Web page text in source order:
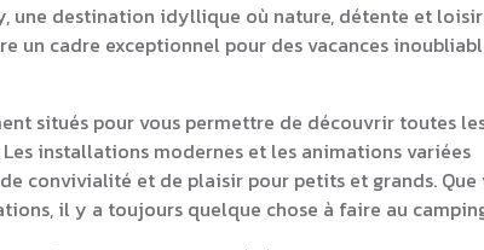
une destination idyllique où nature, détente et
un cadre exceptionnel pour des vacances
situés pour vous permettre de découvrir toutes
installations modernes et les animations variées
convivialité et de plaisir pour petits et grands. Que
il y a toujours quelque chose à faire au